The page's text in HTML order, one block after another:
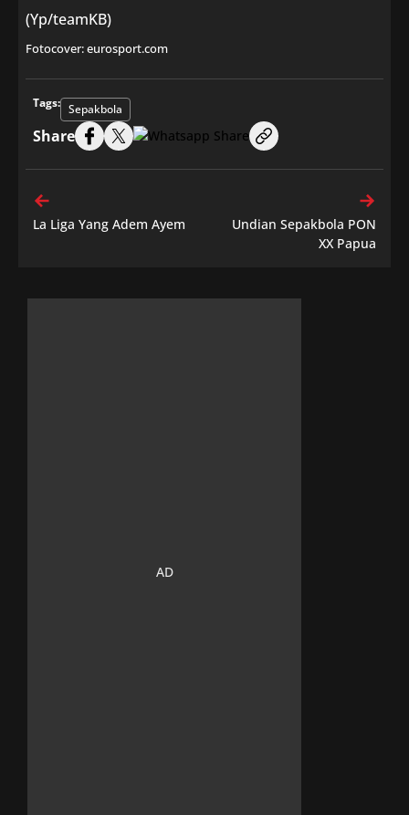
(Yp/teamKB)
Fotocover: eurosport.com
Tags: Sepakbola
Share
La Liga Yang Adem Ayem
Undian Sepakbola PON
XX Papua